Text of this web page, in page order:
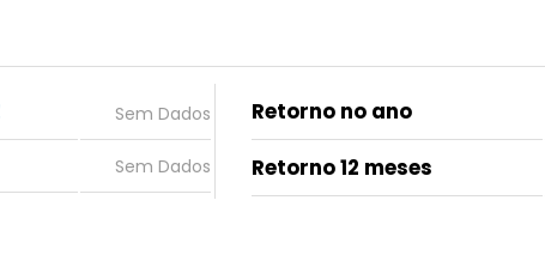
Retorno no ano
Retorno 12 meses